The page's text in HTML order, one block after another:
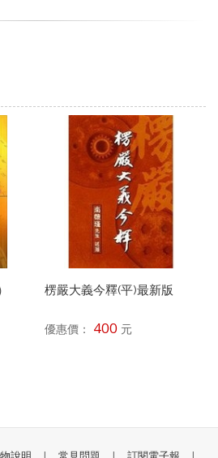
楞嚴大義今釋(平)最新版
優惠價： 400 元